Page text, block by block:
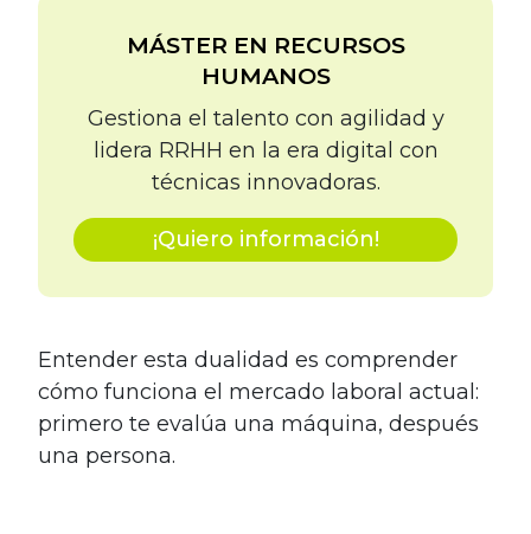
MÁSTER EN RECURSOS
HUMANOS
Gestiona el talento con agilidad y
lidera RRHH en la era digital con
técnicas innovadoras.
¡Quiero información!
Entender esta dualidad es comprender
cómo funciona el mercado laboral actual:
primero te evalúa una máquina, después
una persona.